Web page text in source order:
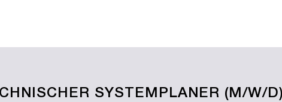
SYSTEMPLANER (M/W/